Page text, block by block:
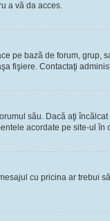
a vă da acces.
pe bază de forum, grup,
fişiere. Contactaţi
său. Dacă aţi
acordate pe site-ul
cu pricina ar trebui